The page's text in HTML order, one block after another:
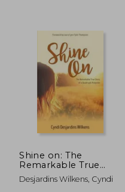
45%
dcto.
Shine on: The
Remarkable True
Story of a Quadruple
Amputee (en Inglés)
Desjardins Wilkens, Cyndi